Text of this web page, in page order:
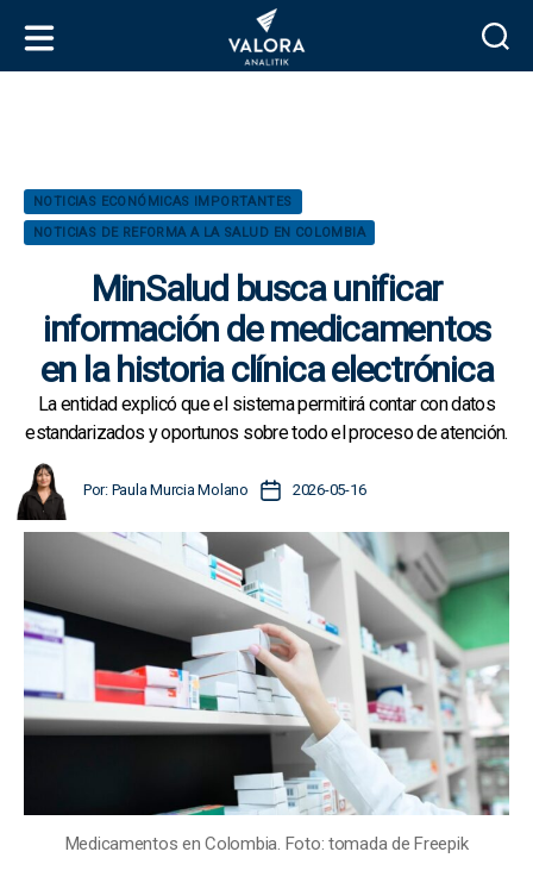
r
a
A
a
t
i
k
C
a
t
g
o
r
í
a
s
NOTICIAS ECONÓMICAS IMPORTANTES
NOTICIAS DE REFORMA A LA SALUD EN COLOMBIA
MinSalud busca unificar
información de medicamentos
en la historia clínica electrónica
La entidad explicó que el sistema permitirá contar con datos
estandarizados y oportunos sobre todo el proceso de atención.
A
u
t
d
e
n
a
Por: Paula Murcia Molano
F
c
a
d
e
l
a
e
t
r
2026-05-16
Medicamentos en Colombia. Foto: tomada de Freepik